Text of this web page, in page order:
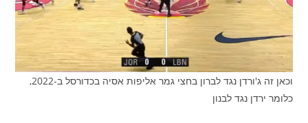
וכאן זה ג'ורדן נגד לברון בחצי גמר אליפות אסיה בכדורסל ב-2022,
כלומר ירדן נגד לבנון